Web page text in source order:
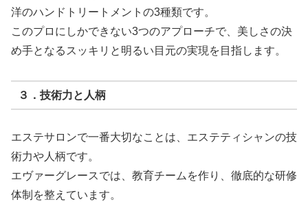
洋のハンドトリートメントの3種類です。
このプロにしかできない3つのアプローチで、美しさの決
め手となるスッキリと明るい目元の実現を目指します。
３．技術力と人柄
エステサロンで一番大切なことは、エステティシャンの技
術力や人柄です。
エヴァーグレースでは、教育チームを作り、徹底的な研修
体制を整えています。